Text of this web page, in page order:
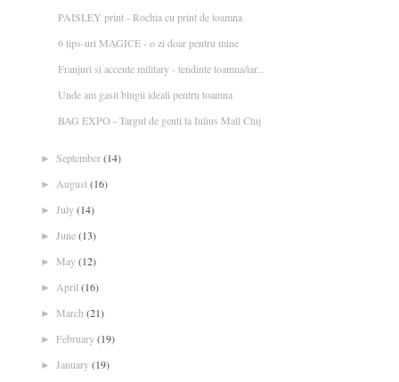
PAISLEY print - Rochia cu print de toamna
6 tips-uri MAGICE - o zi doar pentru mine
Franjuri si accente military - tendinte toamna/iar...
Unde am gasit blugii ideali pentru toamna
BAG EXPO - Targul de genti la Iulius Mall Cluj
► September(14)
► August(16)
► July(14)
► June(13)
► May(12)
► April(16)
► March(21)
► February(19)
► January(19)